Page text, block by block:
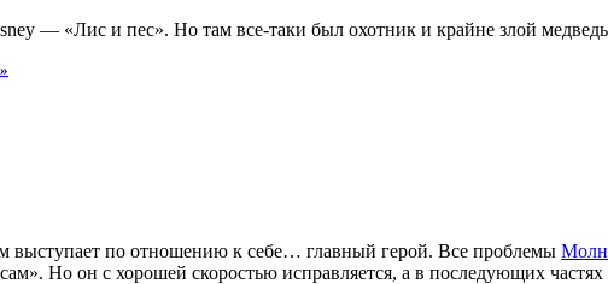
— «Лис и пес». Но там все-таки был охотник и крайне злой
выступает по отношению к себе… главный герой. Все проблемы
Но он с хорошей скоростью исправляется, а в последующих